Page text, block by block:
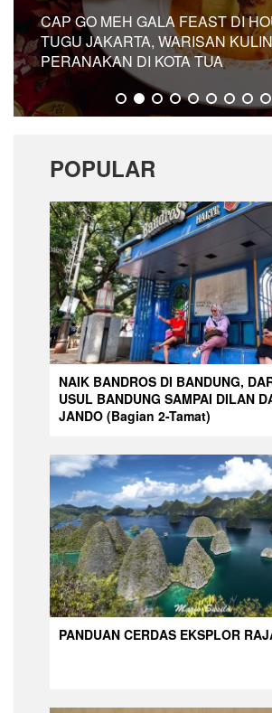
CAP GO MEH GALA FEAST DI
TUGU JAKARTA, WARISAN
PERANAKAN DI KOTA TUA
POPULAR
NAIK BANDROS DI BANDUNG,
USUL BANDUNG SAMPAI DILAN
JANDO (Bagian 2-Tamat)
PANDUAN CERDAS EKSPLOR